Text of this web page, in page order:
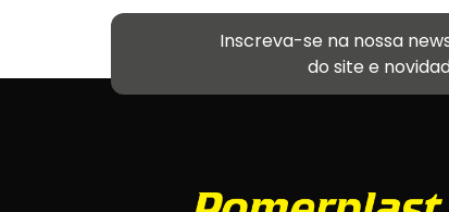
Inscreva-se na nossa
do site e